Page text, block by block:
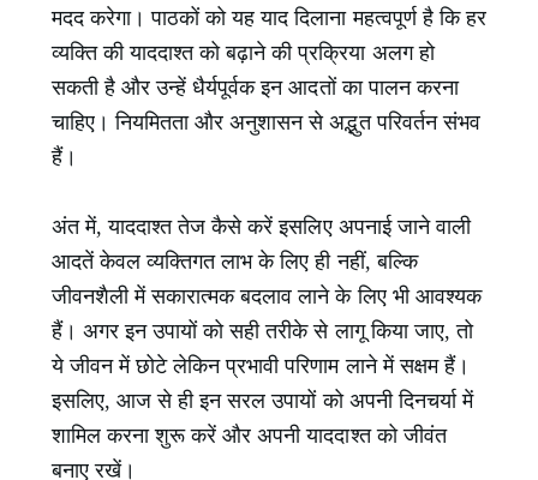
मदद करेगा। पाठकों को यह याद दिलाना महत्वपूर्ण है कि हर
व्यक्ति की याददाश्त को बढ़ाने की प्रक्रिया अलग हो
सकती है और उन्हें धैर्यपूर्वक इन आदतों का पालन करना
चाहिए। नियमितता और अनुशासन से अद्भुत परिवर्तन संभव
हैं।
अंत में, याददाश्त तेज कैसे करें इसलिए अपनाई जाने वाली
आदतें केवल व्यक्तिगत लाभ के लिए ही नहीं, बल्कि
जीवनशैली में सकारात्मक बदलाव लाने के लिए भी आवश्यक
हैं। अगर इन उपायों को सही तरीके से लागू किया जाए, तो
ये जीवन में छोटे लेकिन प्रभावी परिणाम लाने में सक्षम हैं।
इसलिए, आज से ही इन सरल उपायों को अपनी दिनचर्या में
शामिल करना शुरू करें और अपनी याददाश्त को जीवंत
बनाए रखें।